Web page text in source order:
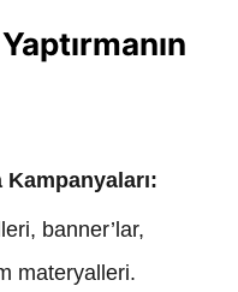
banner’lar,
materyalleri.